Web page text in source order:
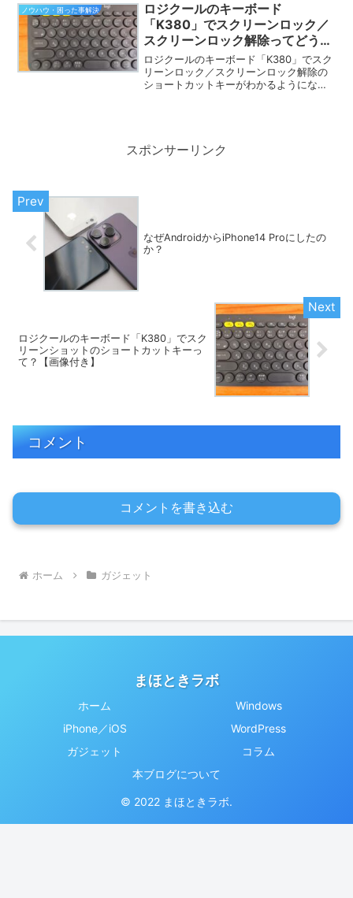
ノウハウ・困った事解決
ロジクールのキーボード
「K380」でスクリーンロック／
スクリーンロック解除ってどうや
ってやるの？【画像付き】
ロジクールのキーボード「K380」でスク
リーンロック／スクリーンロック解除の
ショートカットキーがわかるようになり
スポンサーリンク
なぜAndroidからiPhone14 Proにしたの
か？
ロジクールのキーボード「K380」でスク
リーンショットのショートカットキーっ
て？【画像付き】
コメント
コメントを書き込む
ホーム ガジェット
まほときラボ
ホーム
Windows
iPhone／iOS
WordPress
ガジェット
コラム
本ブログについて
© 2022 まほときラボ.